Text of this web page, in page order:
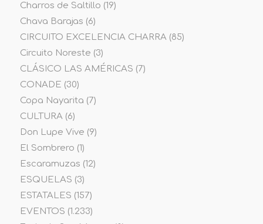
Charros de Saltillo (19)
Chava Barajas (6)
CIRCUITO EXCELENCIA CHARRA(85)
Circuito Noreste (3)
CLÁSICO LAS AMÉRICAS (7)
CONADE (30)
Copa Nayarita (7)
CULTURA(6)
Don Lupe Vive (9)
El Sombrero (1)
Escaramuzas (12)
ESQUELAS (3)
ESTATALES (157)
EVENTOS (1.233)